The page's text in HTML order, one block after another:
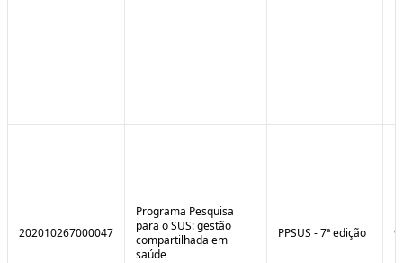
202010267000047
Programa Pesquisa
para o SUS: gestão
compartilhada em
saúde
PPSUS - 7ª edição